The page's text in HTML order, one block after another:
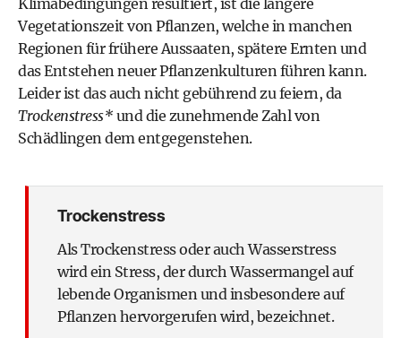
Klimabedingungen resultiert, ist die längere
Vegetationszeit von Pflanzen, welche in manchen
Regionen für frühere Aussaaten, spätere Ernten und
das Entstehen neuer Pflanzenkulturen führen kann.
Leider ist das auch nicht gebührend zu feiern, da
Trockenstress* und die zunehmende Zahl von
Schädlingen dem entgegenstehen.
Trockenstress
Als Trockenstress oder auch Wasserstress
wird ein Stress, der durch Wassermangel auf
lebende Organismen und insbesondere auf
Pflanzen hervorgerufen wird, bezeichnet.